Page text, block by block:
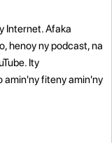
Internet. Afaka
henoy ny podcast, na
Ity
amin'ny fiteny amin'ny